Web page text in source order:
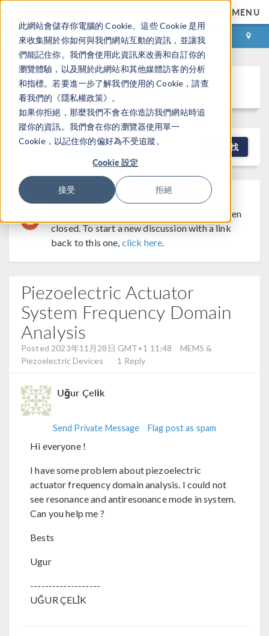
此網站會儲存你電腦的 Cookie。這些 Cookie 是用
來收集關於你如何與我們網站互動的資訊，並讓我
們能記住你。我們會使用此資訊來改善和自訂你的
瀏覽體驗，以及關於此網站和其他媒體訪客的分析
和指標。若要進一步了解我們使用的 Cookie，請查
看我們的《隱私權政策》。
如果你拒絕，那麼我們不會在你造訪我們網站時追
蹤你的資訊。我們會在你的瀏覽器使用單一
Cookie，以記住你的偏好為不受追蹤。
Cookie 設定
接受 拒絕
MENU
登录 咨询与购买
Discussion Forum
NEW DISCUSSION 查找
Discussion Closed
This discussion was
created more than 6 months ago and has been
closed. To start a new discussion with a link
back to this one, click here.
Piezoelectric Actuator
System Frequency Domain
Analysis
Posted 2023年11月28日 GMT+1 11:48
MEMS &
Piezoelectric Devices
1 Reply
Uğur Çeli̇k
Send Private Message Flag post as spam
Hi everyone !
I have some problem about piezoelectric
actuator frequency domain analysis. I could not
see resonance and antiresonance mode in system.
Can you help me ?
Bests
Ugur
-------------------
UĞUR ÇELİK